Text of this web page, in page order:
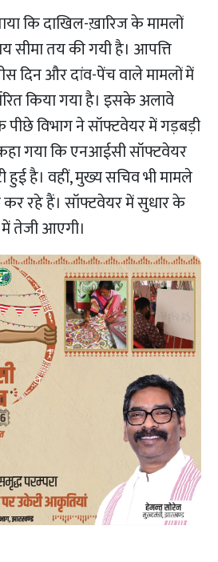
कि दाखिल-ख़ारिज के मामलों
सीमा तय की गयी है। आपत्ति
दिन और दांव-पेंच वाले मामलों में
किया गया है। इसके अलावे
विभाग ने सॉफ्टवेयर में गड़बड़ी
गया कि एनआईसी सॉफ्टवेयर
हुई है। वहीं, मुख्य सचिव भी मामले
कर रहे हैं। सॉफ्टवेयर में सुधार के
में तेजी आएगी।